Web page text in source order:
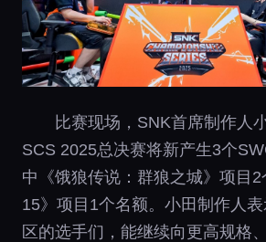
比赛现场，SNK首席制作人
SCS 2025总决赛将新产生3个
中《饿狼传说：群狼之城》项目
15》项目1个名额。小田制作人
区的选手们，能继续向更高规格